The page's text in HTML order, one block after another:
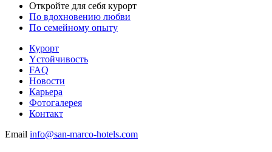
Откройте для себя курорт
По вдохновению любви
По семейному опыту
Курорт
Yстойчивость
FAQ
Новости
Карьера
Фотогалерея
Контакт
Email info@san-marco-hotels.com